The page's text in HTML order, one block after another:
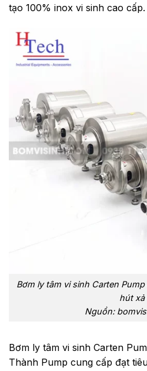
tạo 100% inox vi sinh cao cấp.
Bơm ly tâm vi sinh Carten
hút xả
Nguồn:
Bơm ly tâm vi sinh Carten
Thành Pump cung cấp đạt